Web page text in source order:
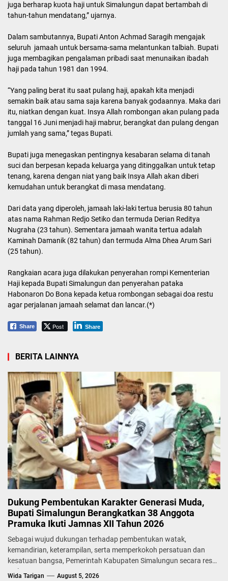
juga berharap kuota haji untuk Simalungun dapat bertambah di
tahun-tahun mendatang,” ujarnya.
Dalam sambutannya, Bupati Anton Achmad Saragih mengajak
seluruh jamaah untuk bersama-sama melantunkan talbiah. Bupati
juga membagikan pengalaman pribadi saat menunaikan ibadah
haji pada tahun 1981 dan 1994.
“Yang paling berat itu saat pulang haji, apakah kita menjadi
semakin baik atau sama saja karena banyak godaannya. Maka dari
itu, niatkan dengan kuat. Insya Allah rombongan akan pulang pada
tanggal 16 Juni menjadi haji mabrur, berangkat dan pulang dengan
jumlah yang sama,” tegas Bupati.
Bupati juga menegaskan pentingnya kesabaran selama di tanah
suci dan berpesan kepada keluarga yang ditinggalkan untuk tetap
tenang, karena dengan niat yang baik Insya Allah akan diberi
kemudahan untuk berangkat di masa mendatang.
Dari data yang diperoleh, jamaah laki-laki tertua berusia 80 tahun
atas nama Rahman Redjo Setiko dan termuda Derian Reditya
Nugraha (23 tahun). Sementara jamaah wanita tertua adalah
Kaminah Damanik (82 tahun) dan termuda Alma Dhea Arum Sari
(25 tahun).
Rangkaian acara juga dilakukan penyerahan rompi Kementerian
Haji kepada Bupati Simalungun dan penyerahan pataka
Habonaron Do Bona kepada ketua rombongan sebagai doa restu
agar perjalanan jamaah selamat dan lancar.(*)
Share Post Share
BERITA LAINNYA
Dukung Pembentukan Karakter Generasi Muda,
Bupati Simalungun Berangkatkan 38 Anggota
Pramuka Ikuti Jamnas XII Tahun 2026
Sebagai wujud dukungan terhadap pembentukan watak,
kemandirian, keterampilan, serta memperkokoh persatuan dan
kesatuan bangsa, Pemerintah Kabupaten Simalungun secara resmi
melepas...
Wida Tarigan August 5, 2026